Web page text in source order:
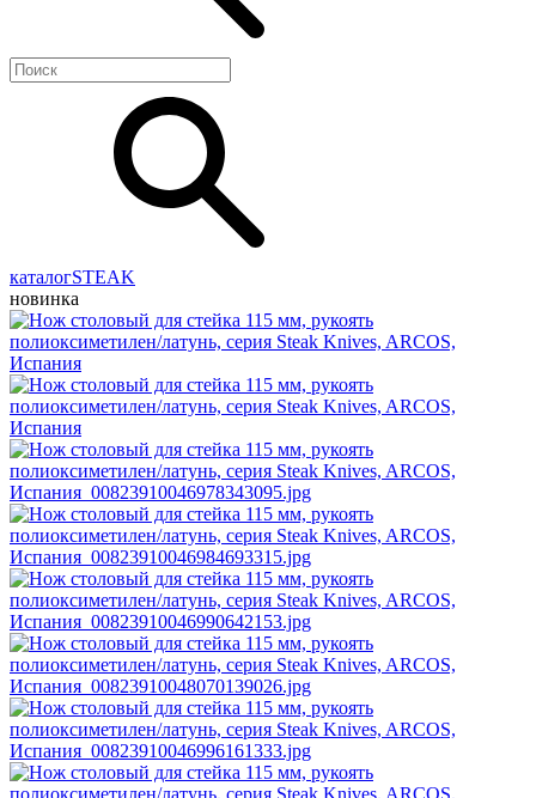
каталогSTEAK
новинка